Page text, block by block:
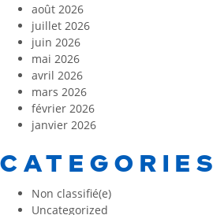
août 2026
juillet 2026
juin 2026
mai 2026
avril 2026
mars 2026
février 2026
janvier 2026
CATEGORIES
Non classifié(e)
Uncategorized